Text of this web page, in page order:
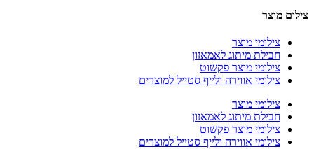
צילום מוצר
צילומי מוצר
חבילת מיתוג לאמאזון‎
צילומי מוצר פקשוט
צילומי אווירה ולייף סטייל למוצרים
צילומי מוצר
חבילת מיתוג לאמאזון‎
צילומי מוצר פקשוט
צילומי אווירה ולייף סטייל למוצרים